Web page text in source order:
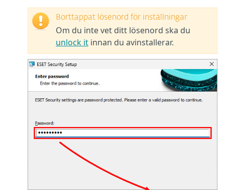
Borttappat lösenord för inställningar
Om du inte vet ditt lösenord ska du
unlock it innan du avinstallerar.